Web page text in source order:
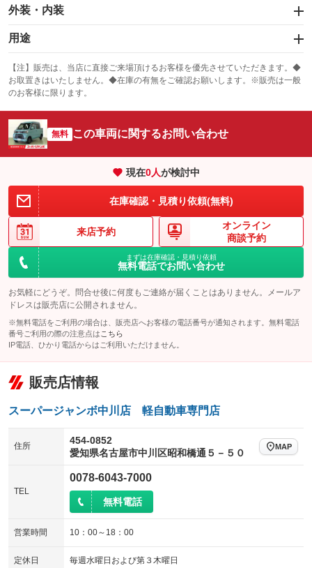
エアバッグ：運転席/助手席
：装備あり
：装備あり
エアコン
：装備あり Wエアコン
：装備なし
：装備なし ：装備あり
ダウンヒルアシストコントロール
：装備なし
：装備あり ：装備なし
ドライブレコーダー
USB入力端子
：装備なし Bluetooth接続
：装備なし
100V電源 クリーンディーゼル
：装備なし
センターデフロック
：装備なし
ラジコン付き
：装備なし フックイン付き
：装備なし
アームロール
：装備なし
アーム式
：装備なし 後輪ダブル
：装備なし
三方開 ラッシングレール
サイドドア
：装備なし
：装備なし
レンタカーアップ
：装備なし 展示・試乗車
：装備なし
電動格納ミラー
：装備あり
外装・内装
カーナビ
：装備なし
：装備なし
オーディオ
：装備なし
ビジュアル
：装備なし
アルミホイール：アルミホイール
：装備あり
革シート ハーフレザーシート
：装備あり ：装備なし
HID(キセノンライト)
：装備なし ポータブルナビ
バックカメラ ETC
：装備あり
エアロ
：装備なし スマートキー
：装備なし
ローダウン ランフラットタイヤ
パワーシート
：装備なし
ベンチシート
：装備なし フルフラットシート
電動格納サードシート
：装備なし
：装備なし ：装備なし
シートエアコン
：装備なし 全周囲カメラ
：装備なし
サイドカメラ
：装備なし
エアサスペンション
用途
冷凍（中温 -5℃）
：装備なし 冷凍（低温 -20℃）
：装備なし
冷凍（超低温 -30℃以下）
：装備なし 冷蔵
保冷 低床
全低床（フルフラットロー）
：装備なし 高床
：装備なし
装備略号／用語解説
【注】販売は、当店に直接ご来場頂けるお客様を優先させていただきます。◆
お取置きはいたしません。◆在庫の有無をご確認お願いします。※販売は一般
のお客様に限ります。
無料 この車両に関するお問い合わせ
現在0人が検討中
在庫確認・見積り依頼(無料)
来店予約
オンライン
商談予約
まずは在庫確認・見積り依頼
無料電話でお問い合わせ
お気軽にどうぞ。問合せ後に何度もご連絡が届くことはありません。メールア
ドレスは販売店に公開されません。
※無料電話をご利用の場合は、販売店へお客様の電話番号が通知されます。無料電話
番号ご利用の際の注意点は こちら
IP電話、ひかり電話からはご利用いただけません。
販売店情報
スーパージャンボ中川店 軽自動車専門店
住所
454-0852
愛知県名古屋市中川区昭和橋通５－５０
MAP
TEL
0078-6043-7000
無料電話
営業時間 10：00～18：00
定休日 毎週水曜日および第３木曜日